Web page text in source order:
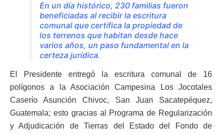
En un día histórico, 230 familias fueron
beneficiadas al recibir la escritura
comunal que certifica la propiedad de
los terrenos que habitan desde hace
varios años, un paso fundamental en la
certeza jurídica.
El Presidente entregó la escritura comunal de 16
polígonos a la Asociación Campesina Los Jocotales
Caserío Asunción Chivoc, San Juan Sacatepéquez,
Guatemala; esto gracias al Programa de Regularización
y Adjudicación de Tierras del Estado del Fondo de